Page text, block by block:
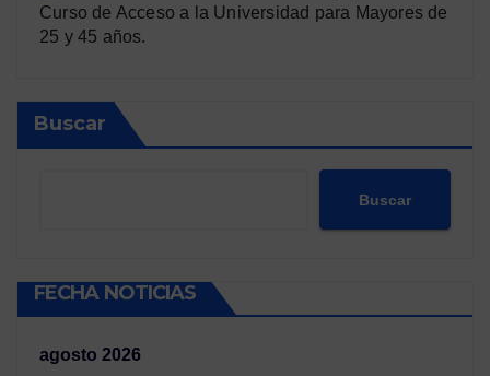
Curso de Acceso a la Universidad para Mayores de
25 y 45 años.
Buscar
Buscar
FECHA NOTICIAS
agosto 2026